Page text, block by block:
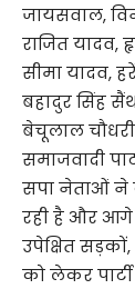
जायसवाल,
राजित यादव,
सीमा यादव,
बहादुर सिंह
बेचूलाल
समाजवादी
सपा नेताओं ने
रही है और आगे
उपेक्षित
को लेकर